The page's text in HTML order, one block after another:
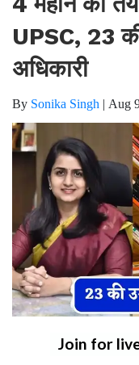
UPSC, 23
अधिकारी
By Sonika Singh | Aug
Join for